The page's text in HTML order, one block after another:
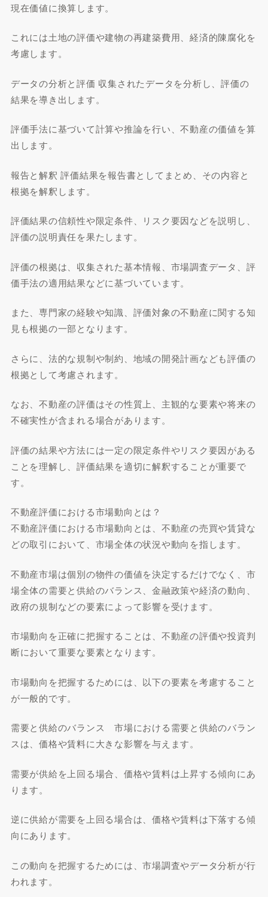
現在価値に換算します。
これには土地の評価や建物の再建築費用、経済的陳腐化を
考慮します。
データの分析と評価 収集されたデータを分析し、評価の
結果を導き出します。
評価手法に基づいて計算や推論を行い、不動産の価値を算
出します。
報告と解釈 評価結果を報告書としてまとめ、その内容と
根拠を解釈します。
評価結果の信頼性や限定条件、リスク要因などを説明し、
評価の説明責任を果たします。
評価の根拠は、収集された基本情報、市場調査データ、評
価手法の適用結果などに基づいています。
また、専門家の経験や知識、評価対象の不動産に関する知
見も根拠の一部となります。
さらに、法的な規制や制約、地域の開発計画なども評価の
根拠として考慮されます。
なお、不動産の評価はその性質上、主観的な要素や将来の
不確実性が含まれる場合があります。
評価の結果や方法には一定の限定条件やリスク要因がある
ことを理解し、評価結果を適切に解釈することが重要で
す。
不動産評価における市場動向とは？
不動産評価における市場動向とは、不動産の売買や賃貸な
どの取引において、市場全体の状況や動向を指します。
不動産市場は個別の物件の価値を決定するだけでなく、市
場全体の需要と供給のバランス、金融政策や経済の動向、
政府の規制などの要素によって影響を受けます。
市場動向を正確に把握することは、不動産の評価や投資判
断において重要な要素となります。
市場動向を把握するためには、以下の要素を考慮すること
が一般的です。
需要と供給のバランス 市場における需要と供給のバラン
スは、価格や賃料に大きな影響を与えます。
需要が供給を上回る場合、価格や賃料は上昇する傾向にあ
ります。
逆に供給が需要を上回る場合は、価格や賃料は下落する傾
向にあります。
この動向を把握するためには、市場調査やデータ分析が行
われます。